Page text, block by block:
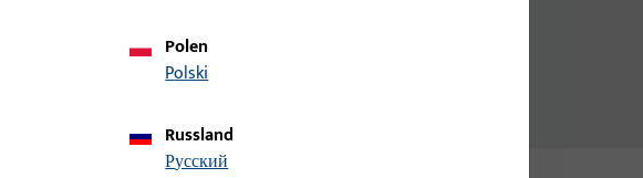
Polen
Polski
Russland
русский